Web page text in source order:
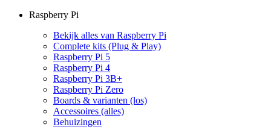
Raspberry Pi
Bekijk alles van Raspberry Pi
Complete kits (Plug & Play)
Raspberry Pi 5
Raspberry Pi 4
Raspberry Pi 3B+
Raspberry Pi Zero
Boards & varianten (los)
Accessoires (alles)
Behuizingen